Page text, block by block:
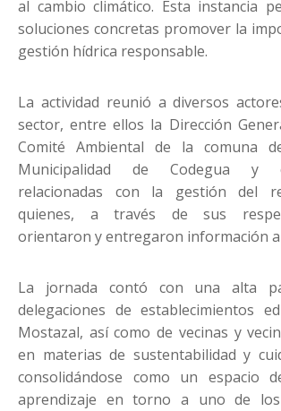
al cambio climático. Esta instancia
soluciones concretas promover la
gestión hídrica responsable.
La actividad reunió a diversos
sector, entre ellos la Dirección
Comité Ambiental de la comuna
Municipalidad de Codegua y
relacionadas con la gestión del
quienes, a través de sus
orientaron y entregaron información a
La jornada contó con una alta
delegaciones de establecimientos
Mostazal, así como de vecinas y
en materias de sustentabilidad y
consolidándose como un espacio
aprendizaje en torno a uno de los